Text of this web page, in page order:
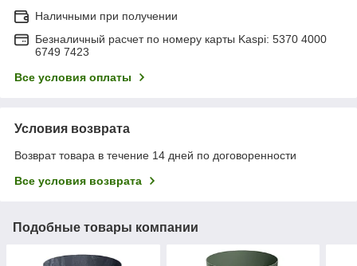
Наличными при получении
Безналичный расчет по номеру карты Kaspi: 5370 4000
6749 7423
Все условия оплаты
Условия возврата
Возврат товара в течение 14 дней по договоренности
Все условия возврата
Подобные товары компании